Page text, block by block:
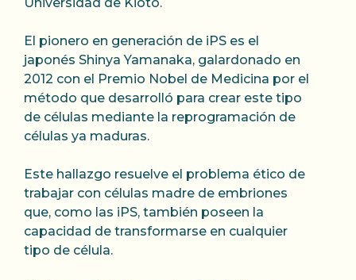
El pionero en generación de iPS es el
japonés Shinya Yamanaka, galardonado en
2012 con el Premio Nobel de Medicina por el
método que desarrolló para crear este tipo
de células mediante la reprogramación de
células ya maduras.
Este hallazgo resuelve el problema ético de
trabajar con células madre de embriones
que, como las iPS, también poseen la
capacidad de transformarse en cualquier
tipo de célula.